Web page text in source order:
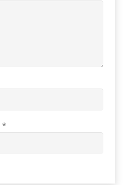
*